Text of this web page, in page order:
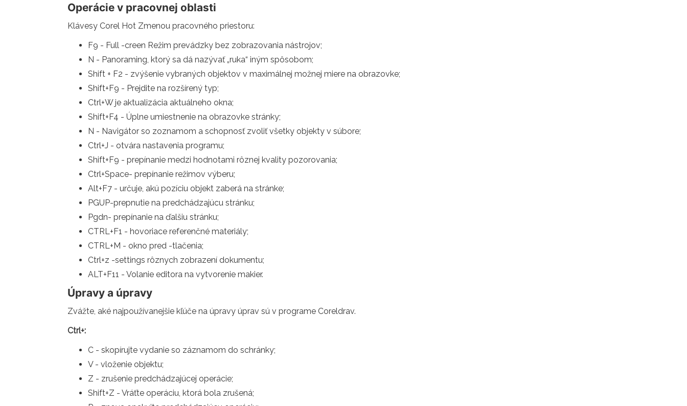
Operácie v pracovnej oblasti
Klávesy Corel Hot Zmenou pracovného priestoru:
F9 - Full -creen Režim prevádzky bez zobrazovania nástrojov;
N - Panoraming, ktorý sa dá nazývať „ruka“ iným spôsobom;
Shift + F2 - zvýšenie vybraných objektov v maximálnej možnej miere na obrazovke;
Shift+F9 - Prejdite na rozšírený typ;
Ctrl+W je aktualizácia aktuálneho okna;
Shift+F4 - Úplne umiestnenie na obrazovke stránky;
N - Navigátor so zoznamom a schopnosť zvoliť všetky objekty v súbore;
Ctrl+J - otvára nastavenia programu;
Shift+F9 - prepínanie medzi hodnotami rôznej kvality pozorovania;
Ctrl+Space- prepínanie režimov výberu;
Alt+F7 - určuje, akú pozíciu objekt zaberá na stránke;
PGUP-prepnutie na predchádzajúcu stránku;
Pgdn- prepínanie na ďalšiu stránku;
CTRL+F1 - hovoriace referenčné materiály;
CTRL+M - okno pred -tlačenia;
Ctrl+z -settings rôznych zobrazení dokumentu;
ALT+F11 - Volanie editora na vytvorenie makier.
Úpravy a úpravy
Zvážte, aké najpoužívanejšie kľúče na úpravy úprav sú v programe Coreldrav.
Ctrl+:
C - skopírujte vydanie so záznamom do schránky;
V - vloženie objektu;
Z - zrušenie predchádzajúcej operácie;
Shift+Z - Vráťte operáciu, ktorá bola zrušená;